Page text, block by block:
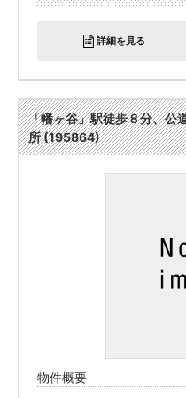
詳細を見る
「幡ヶ谷」駅徒歩８分、公
所 (195864)
物件概要